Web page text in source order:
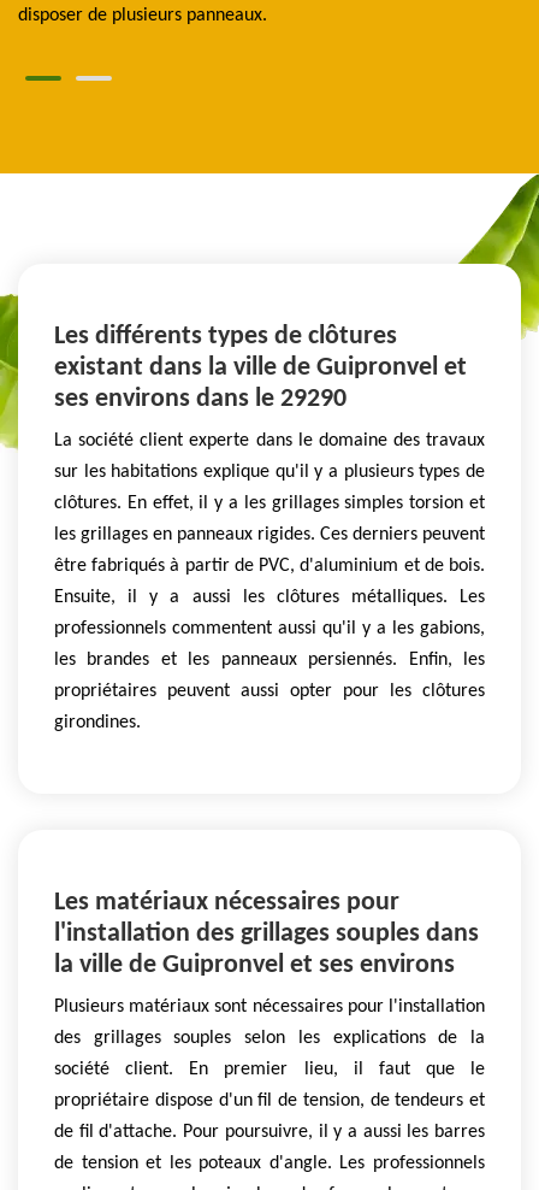
disposer de plusieurs panneaux.
Les différents types de clôtures
existant dans la ville de Guipronvel et
ses environs dans le 29290
La société client experte dans le domaine des travaux
sur les habitations explique qu'il y a plusieurs types de
clôtures. En effet, il y a les grillages simples torsion et
les grillages en panneaux rigides. Ces derniers peuvent
être fabriqués à partir de PVC, d'aluminium et de bois.
Ensuite, il y a aussi les clôtures métalliques. Les
professionnels commentent aussi qu'il y a les gabions,
les brandes et les panneaux persiennés. Enfin, les
propriétaires peuvent aussi opter pour les clôtures
girondines.
Les matériaux nécessaires pour
l'installation des grillages souples dans
la ville de Guipronvel et ses environs
Plusieurs matériaux sont nécessaires pour l'installation
des grillages souples selon les explications de la
société client. En premier lieu, il faut que le
propriétaire dispose d'un fil de tension, de tendeurs et
de fil d'attache. Pour poursuivre, il y a aussi les barres
de tension et les poteaux d'angle. Les professionnels